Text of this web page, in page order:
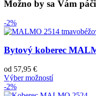
Možno by sa Vám
-2%
Bytový koberec
od 57,95 €
Výber možností
-2%